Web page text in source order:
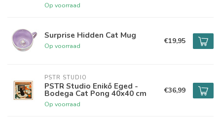
Op voorraad
Surprise Hidden Cat Mug
Op voorraad
€19,95
PSTR STUDIO
PSTR Studio Enikő Eged -
Bodega Cat Pong 40x40 cm
Op voorraad
€36,99